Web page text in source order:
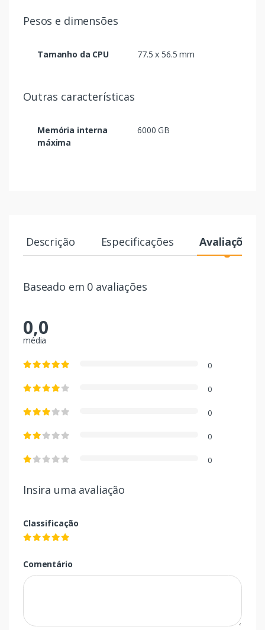
Pesos e dimensões
Tamanho da CPU 77.5 x 56.5 mm
Outras características
Memória interna
máxima
6000 GB
Descrição Especificações Avaliações
Baseado em 0 avaliações
0,0
média
0
0
0
0
0
Insira uma avaliação
Classificação
Comentário